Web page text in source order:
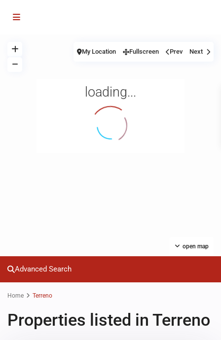
loading...
open map
My Location Fullscreen Prev Next
Advanced Search
Home Terreno
Properties listed in Terreno